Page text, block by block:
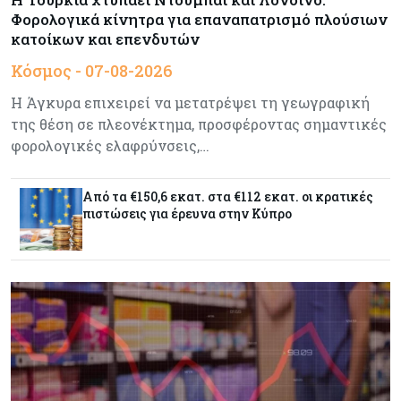
Crypto 07-08-2026
Γιατί το Bitcoin διχάζει αναλυτές και αγορά
Ελλάδα 07-08-2026
Καλπάζουν τα Airbnb στην Ελλάδα - Σχεδόν
sold out τα νησιά
Εμπορεύματα
Κόσμος 07-08-2026
Σαουδική Αραβία, Πακιστάν και Τουρκία
υπογράφουν συμφωνία για αμοιβαία άμυνα
Φορολογικά κίνητρα για επαναπατρισμό πλούσιων
κατοίκων και επενδυτών
Κόσμος - 07-08-2026
Η Άγκυρα επιχειρεί να μετατρέψει τη γεωγραφική
της θέση σε πλεονέκτημα, προσφέροντας σημαντικές
φορολογικές ελαφρύνσεις,…
Από τα €150,6 εκατ. στα €112 εκατ. οι κρατικές
πιστώσεις για έρευνα στην Κύπρο